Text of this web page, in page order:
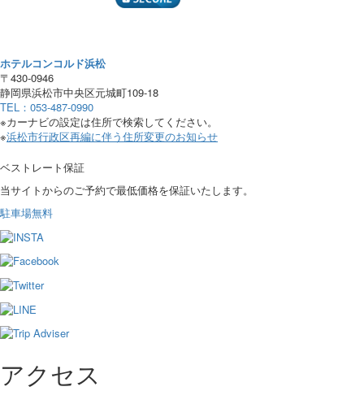
ホテルコンコルド浜松
〒430-0946
静岡県浜松市中央区元城町109-18
TEL：053-487-0990
※カーナビの設定は住所で検索してください。
※浜松市行政区再編に伴う住所変更のお知らせ
ベストレート保証
当サイトからのご予約で最低価格を保証いたします。
駐車場無料
アクセス